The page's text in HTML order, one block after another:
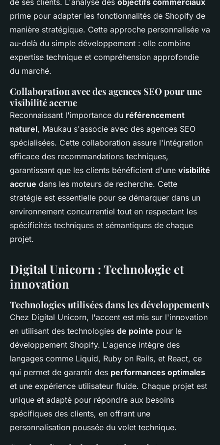
prime pour adapter les fonctionnalités de Shopify de
manière stratégique. Cette approche personnalisée va
au-delà du simple développement : elle combine
expertise technique et compréhension approfondie
du marché.
Collaboration avec des agences SEO pour une
visibilité accrue
Reconnaissant l'importance du référencement
naturel, Maukau s'associe avec des agences SEO
spécialisées. Cette collaboration assure l'intégration
efficace des recommandations techniques,
garantissant que les clients bénéficient d'une visibilité
accrue dans les moteurs de recherche. Cette
stratégie est essentielle pour se démarquer dans un
environnement concurrentiel tout en respectant les
spécificités techniques et sémantiques de chaque
projet.
Digital Unicorn : Technologie et
innovation
Technologies utilisées dans les développements
Chez Digital Unicorn, l'accent est mis sur l'innovation
en utilisant des technologies de pointe pour le
développement Shopify. L'agence intègre des
langages comme Liquid, Ruby on Rails, et React, ce
qui permet de garantir des performances optimales
et une expérience utilisateur fluide. Chaque projet est
unique et adapté pour répondre aux besoins
spécifiques des clients, en offrant une
personnalisation poussée du volet technique.